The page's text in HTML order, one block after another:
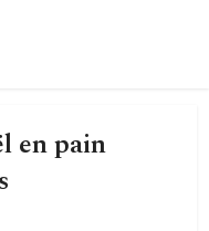
en pain